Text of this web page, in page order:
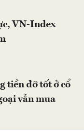
VN-Index
tiền đỡ tốt ở cổ
vẫn mua